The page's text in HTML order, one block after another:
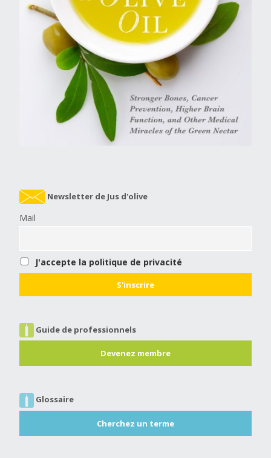
Newsletter de Jus d'olive
Mail
J'accepte la politique de privacité
Guide de professionnels
Devenez membre
Glossaire
Cherchez un terme